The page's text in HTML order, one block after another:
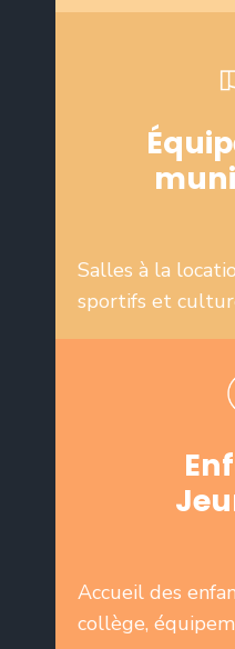
Salles à la
sportifs et
Accueil des
collège,